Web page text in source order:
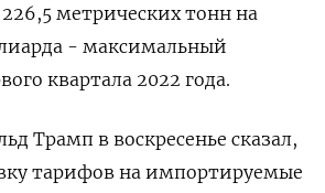
226,5 метрических тонн на
- максимальный
квартала 2022 года.
Трамп в воскресенье сказал,
тарифов на импортируемые